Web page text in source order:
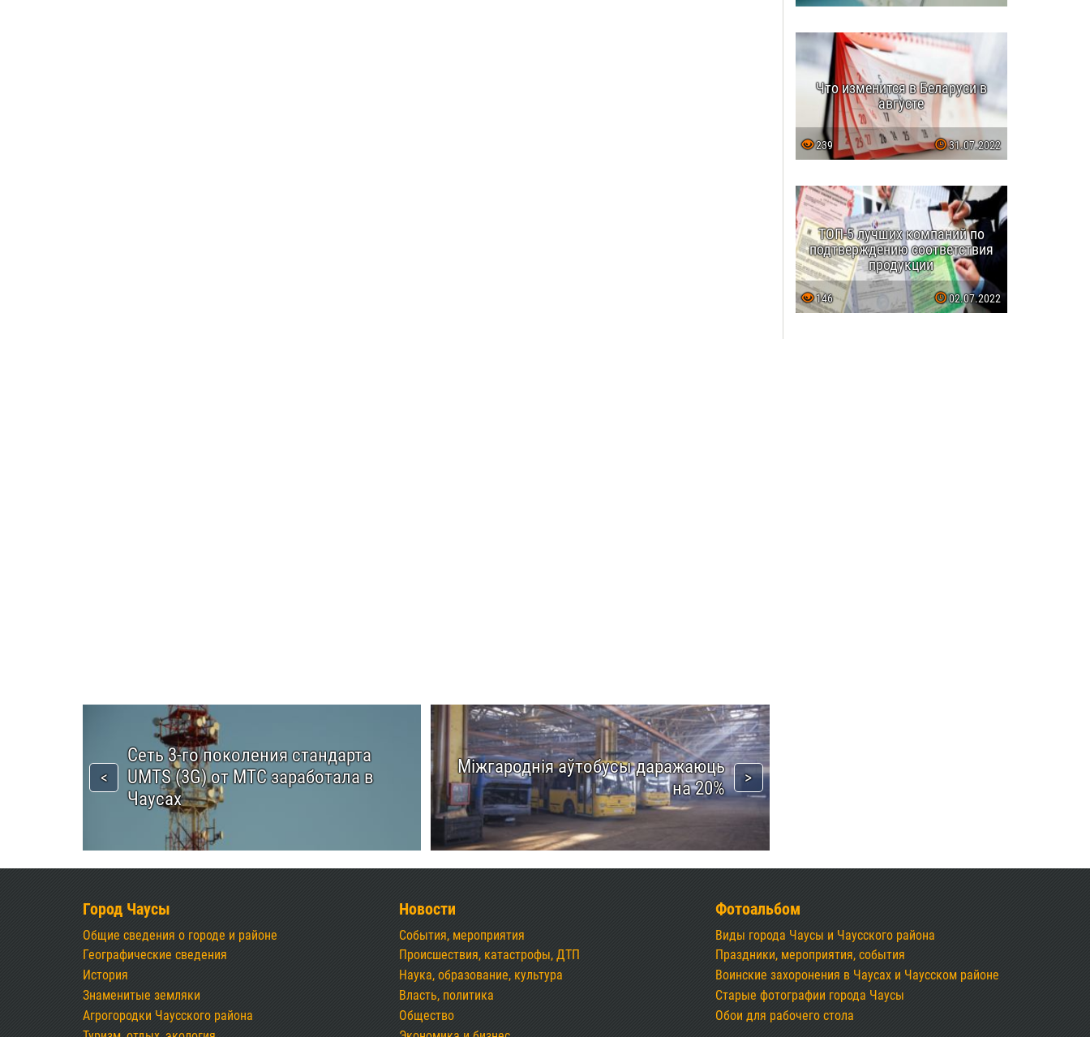
Сеть 3-го поколения стандарта
UMTS (3G) от МТС заработала в
Чаусах
Міжгароднія аўтобусы даражаюць
на 20%
Что изменится в Беларуси в
августе
239 31.07.2022
ТОП-5 лучших компаний по
подтверждению соответствия
продукции
146 02.07.2022
Город Чаусы
Общие сведения о городе и районе
Географические сведения
История
Знаменитые земляки
Агрогородки Чаусского района
Новости
События, мероприятия
Происшествия, катастрофы, ДТП
Наука, образование, культура
Власть, политика
Общество
Фотоальбом
Виды города Чаусы и Чаусского района
Праздники, мероприятия, события
Воинские захоронения в Чаусах и Чаусском районе
Старые фотографии города Чаусы
Обои для рабочего стола